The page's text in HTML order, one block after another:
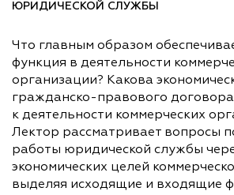
ЮРИДИЧЕСКОЙ СЛУЖБЫ
Что главным образом
функция в деятельности
организации? Какова
гражданско-правового
к деятельности коммерческих
Лектор рассматривает вопросы
работы юридической службы
экономических целей
выделяя исходящие и входящие